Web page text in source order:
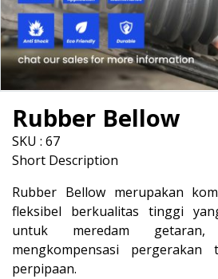
Rubber Bellow
SKU : 67
Short Description
Rubber Bellow merupakan
fleksibel berkualitas tinggi
untuk meredam getaran,
mengkompensasi
perpipaan.